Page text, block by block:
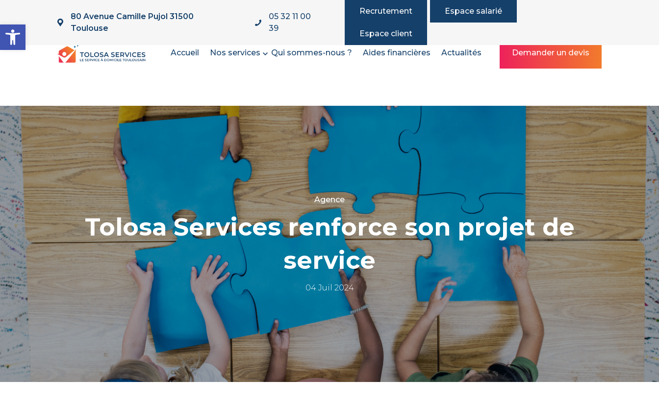
Ouvrir la barre d’outils
80 Avenue Camille Pujol 31500
Toulouse
05 32 11 00
39
Recrutement Espace salarié
Espace client
Accueil Nos services Qui sommes-nous ? Aides financières Actualités Demander un devis
Agence
Tolosa Services renforce son projet de
service
04 Juil 2024